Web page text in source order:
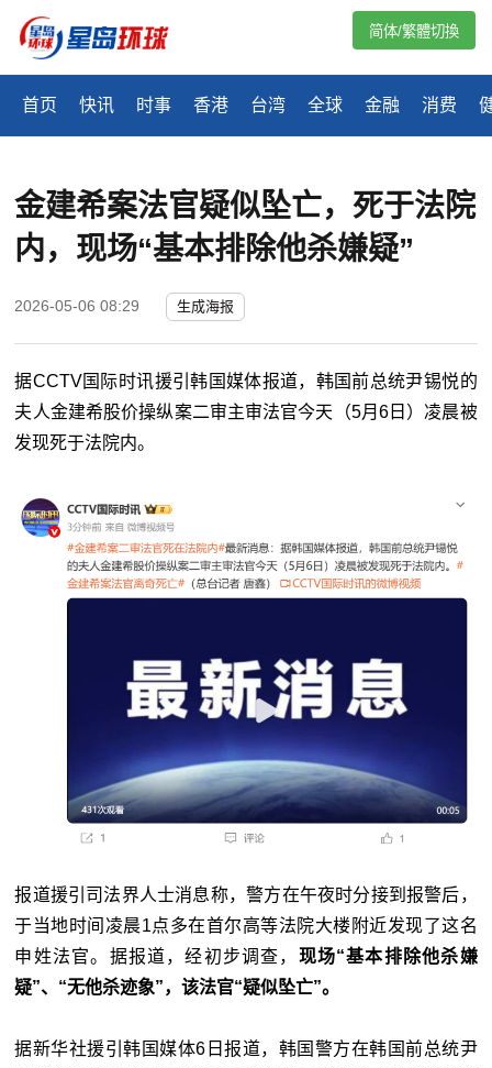
首页 快讯 时事 香港 台湾 全球 金融 消费
简体/繁體切換
金建希案法官疑似坠亡，死于法院
内，现场“基本排除他杀嫌疑”
2026-05-06 08:29 生成海报
据CCTV国际时讯援引韩国媒体报道，韩国前总统尹锡悦的
夫人金建希股价操纵案二审主审法官今天（5月6日）凌晨被
发现死于法院内。
报道援引司法界人士消息称，警方在午夜时分接到报警后，
于当地时间凌晨1点多在首尔高等法院大楼附近发现了这名
申姓法官。据报道，经初步调查， 现场“基本排除他杀嫌
疑”、“无他杀迹象”，该法官“疑似坠亡”。
据新华社援引韩国媒体6日报道，韩国警方在韩国前总统尹